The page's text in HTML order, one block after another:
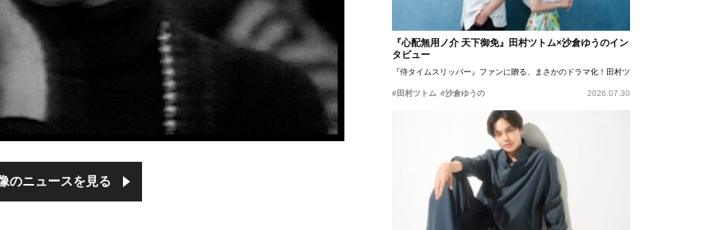
のニュースを見る
『心配無用ノ介 天下御免』田村ツトム×沙倉ゆうのイン
タビュー
『侍タイムスリッパー』ファンに贈る、まさかのドラマ化！田村ツトム×沙倉ゆうのが語
#田村ツトム #沙倉ゆうの 2026.07.30